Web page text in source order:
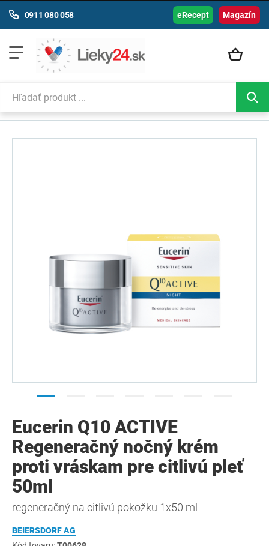
Magazín
0911 080 058 eRecept
Eucerin Q10 ACTIVE
Regeneračný nočný krém
proti vráskam pre citlivú pleť
50ml
regeneračný na citlivú pokožku 1x50 ml
BEIERSDORF AG